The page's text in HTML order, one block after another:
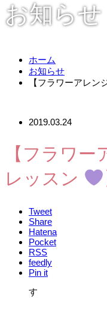
お知らせ
ホーム
お知らせ
【フラワーアレン
2019.03.24
【フラワ
レッスン
Tweet
Share
Hatena
Pocket
RSS
feedly
Pin it
す